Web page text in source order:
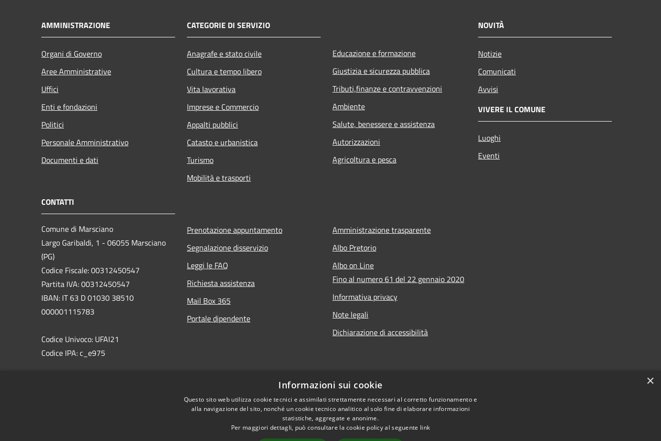
AMMINISTRAZIONE
Organi di Governo
Aree Amministrative
Uffici
Enti e fondazioni
Politici
Personale Amministrativo
Documenti e dati
CATEGORIE DI SERVIZIO
Anagrafe e stato civile
Cultura e tempo libero
Vita lavorativa
Imprese e Commercio
Appalti pubblici
Catasto e urbanistica
Turismo
Mobilità e trasporti
Educazione e formazione
Giustizia e sicurezza pubblica
Tributi,finanze e contravvenzioni
Ambiente
Salute, benessere e assistenza
Autorizzazioni
Agricoltura e pesca
NOVITÀ
Notizie
Comunicati
Avvisi
VIVERE IL COMUNE
Luoghi
Eventi
CONTATTI
Comune di Marsciano
Largo Garibaldi, 1 - 06055 Marsciano
(PG)
Codice Fiscale: 00312450547
Partita IVA: 00312450547
IBAN: IT 63 D 01030 38510
000001115783
Codice Univoco: UFAI21
Codice IPA: c_e975
Prenotazione appuntamento
Segnalazione disservizio
Leggi le FAQ
Richiesta assistenza
Mail Box 365
Portale dipendente
Amministrazione trasparente
Albo Pretorio
Albo on Line
Fino al numero 61 del 22 gennaio 2020
Informativa privacy
Note legali
Dichiarazione di accessibilità
×
Informazioni sui cookie
Questo sito web utilizza cookie tecnici e assimilati strettamente necessari al corretto funzionamento e
alla navigazione del sito, nonché un cookie tecnico analitico al solo fine di elaborare informazioni
statistiche, aggregate e anonime.
Per maggiori dettagli, può consultare la cookie policy al seguente link